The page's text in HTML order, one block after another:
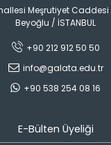
Meşrutiyet Caddesi
Beyoğlu / İSTANBUL
+90 212 912 50 50
info@galata.edu.tr
+90 538 254 08 16
E-Bülten Üyeliği